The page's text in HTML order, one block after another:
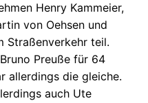
Henry Kammeier,
von Oehsen und
Straßenverkehr teil.
Preuße für 64
allerdings die gleiche.
auch Ute